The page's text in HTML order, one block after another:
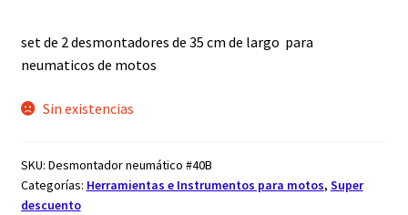
set de 2 desmontadores de 35 cm de largo para
neumaticos de motos
Sin existencias
SKU: Desmontador neumático #40B
Categorías: Herramientas e Instrumentos para motos, Super
descuento